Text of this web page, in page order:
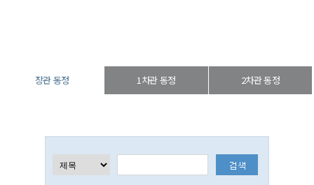
장관 동정 1차관 동정 2차관 동정